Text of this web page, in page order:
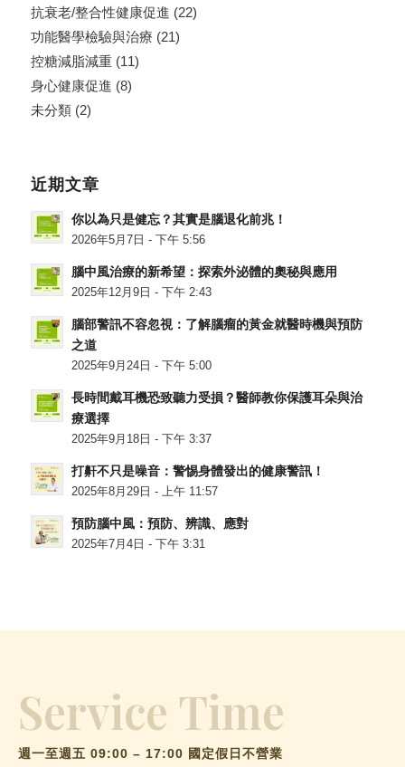
抗衰老/整合性健康促進 (22)
功能醫學檢驗與治療 (21)
控糖減脂減重(11)
身心健康促進 (8)
未分類(2)
近期文章
你以為只是健忘？其實是腦退化前兆！
2026年5月7日 - 下午 5:56
腦中風治療的新希望：探索外泌體的奧秘與應用
2025年12月9日 - 下午 2:43
腦部警訊不容忽視：了解腦瘤的黃金就醫時機與預防
之道
2025年9月24日 - 下午 5:00
長時間戴耳機恐致聽力受損？醫師教你保護耳朵與治
療選擇
2025年9月18日 - 下午 3:37
打鼾不只是噪音：警惕身體發出的健康警訊！
2025年8月29日 - 上午 11:57
預防腦中風：預防、辨識、應對
2025年7月4日 - 下午 3:31
Service Time
週一至週五 09:00 – 17:00 國定假日不營業